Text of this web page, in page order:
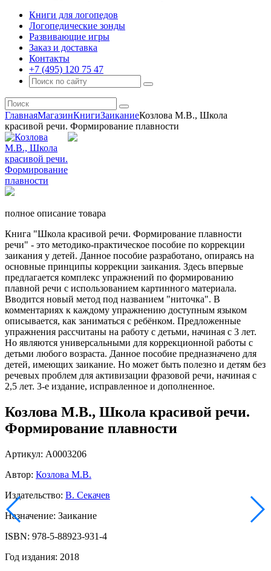
Книги для логопедов
Логопедические зонды
Развивающие игры
Заказ и доставка
Контакты
+7 (495) 120 75 47
ГлавнаяМагазинКнигиЗаиканиеКозлова М.В., Школа
красивой речи. Формирование плавности
полное описание товара
Книга "Школа красивой речи. Формирование плавности
речи" - это методико-практическое пособие по коррекции
заикания у детей. Данное пособие разработано, опираясь на
основные принципы коррекции заикания. Здесь впервые
предлагается комплекс упражнений по формированию
плавной речи с использованием картинного материала.
Вводится новый метод под названием "ниточка". В
комментариях к каждому упражнению доступным языком
описывается, как заниматься с ребёнком. Предложенные
упражнения рассчитаны на работу с детьми, начиная с 3 лет.
Но являются универсальными для коррекционной работы с
детьми любого возраста. Данное пособие предназначено для
детей, имеющих заикание. Но может быть полезно и детям без
речевых проблем для активизации фразовой речи, начиная с
2,5 лет. 3-е издание, исправленное и дополненное.
Козлова М.В., Школа красивой речи.
Формирование плавности
Артикул: А0003206
Автор: Козлова М.В.
Издательство: В. Секачев
Назначение: Заикание
ISBN: 978-5-88923-931-4
Год издания: 2018